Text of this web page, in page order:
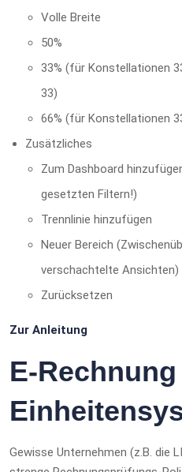
Volle Breite
50%
33% (für Konstellationen
33)
66% (für Konstellationen
Zusätzliches
Zum Dashboard
gesetzten Filtern!)
Trennlinie hinzufügen
Neuer Bereich
verschachtelte Ansichten)
Zurücksetzen
Zur Anleitung
E-Rechnung
Gewisse Unternehmen (z.B. die